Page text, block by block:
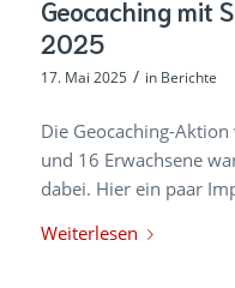
Geocaching mit
2025
17. Mai 2025 / in Berichte
Die Geocaching-
und 16 Erwachsene
dabei. Hier ein paar
Weiterlesen